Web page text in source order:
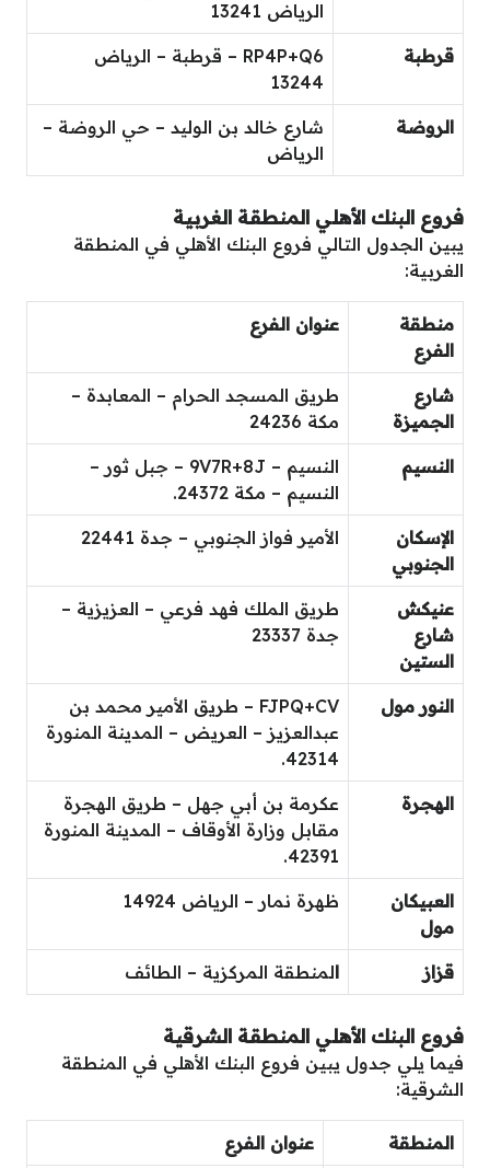
الرياض 13241
قرطبة
RP4P+Q6 – قرطبة – الرياض
13244
الروضة
شارع خالد بن الوليد – حي الروضة –
الرياض
فروع البنك الأهلي المنطقة الغربية
يبين الجدول التالي فروع البنك الأهلي في المنطقة
الغربية:
منطقة
الفرع
عنوان الفرع
شارع
الجميزة
طريق المسجد الحرام – المعابدة –
مكة 24236
النسيم
النسيم – 9V7R+8J – جبل ثور –
النسيم – مكة 24372.
الإسكان
الجنوبي
الأمير فواز الجنوبي – جدة 22441
عنيكش
شارع
الستين
طريق الملك فهد فرعي – العزيزية –
جدة 23337
النور مول
FJPQ+CV – طريق الأمير محمد بن
عبدالعزيز – العريض – المدينة المنورة
42314.
الهجرة
عكرمة بن أبي جهل – طريق الهجرة
مقابل وزارة الأوقاف – المدينة المنورة
42391.
العبيكان
مول
ظهرة نمار – الرياض 14924
قزاز المنطقة المركزية – الطائف
فروع البنك الأهلي المنطقة الشرقية
فيما يلي جدول يبين فروع البنك الأهلي في المنطقة
الشرقية:
المنطقة عنوان الفرع